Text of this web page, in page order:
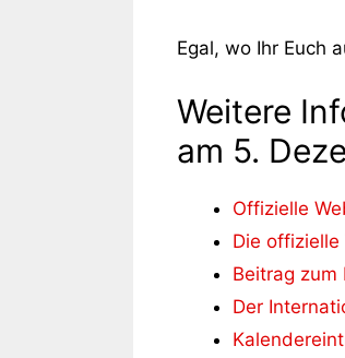
Egal, wo Ihr Euch
Weitere
am 5.
Offizielle
Die
Beitrag zum
Der